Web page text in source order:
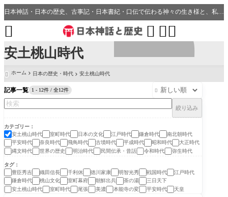
安土桃山時代
日本神話・日本の歴史、古事記・日本書紀・口伝で伝わる神々の生き様と、私たちの分野・生活、開運、神社との繋がり
 

 ホーム 日本の歴史・時代 安土桃山時代
記事一覧 1 - 12件 / 全12件 
絞り込み
カテゴリー
安土桃山時代
室町時代 日本の文化 江戸時代 鎌倉時代
南北朝時代
平安時代
奈良時代 飛鳥時代 古墳時代 平成時代 昭和時代
大正時代
縄文時代
世界の歴史 明治時代 民間伝承・昔話 令和時代 弥生時代
タグ
豊臣秀吉
織田信長 千利休 徳川家康 明智光秀 戦国時代
江戸時代
鎌倉時代
桃山文化 室町幕府 朝鮮出兵 茶の湯
三日天下
安土桃山時代
室町時代 尾張 美濃 本能寺の変 平安時代 天皇
安土桃山時代